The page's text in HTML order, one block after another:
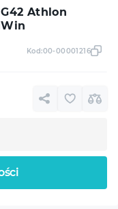
Athlon
Kod:00-00001216